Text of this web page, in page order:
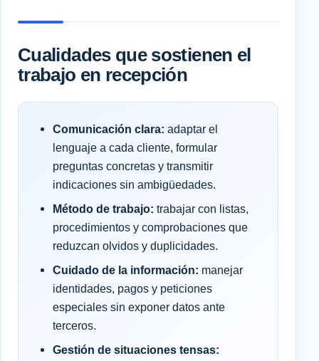
Cualidades que sostienen el
trabajo en recepción
Comunicación clara: adaptar el
lenguaje a cada cliente, formular
preguntas concretas y transmitir
indicaciones sin ambigüedades.
Método de trabajo: trabajar con listas,
procedimientos y comprobaciones que
reduzcan olvidos y duplicidades.
Cuidado de la información: manejar
identidades, pagos y peticiones
especiales sin exponer datos ante
terceros.
Gestión de situaciones tensas: